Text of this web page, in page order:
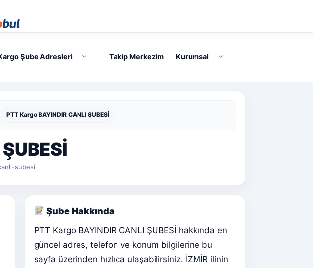
Şube Adresleri Takip Merkezim Kurumsal
PTT Kargo BAYINDIR CANLI ŞUBESİ
subesi
Şube Hakkında
PTT Kargo BAYINDIR CANLI ŞUBESİ hakkında en
güncel adres, telefon ve konum bilgilerine bu
sayfa üzerinden hızlıca ulaşabilirsiniz. İZMİR ilinin